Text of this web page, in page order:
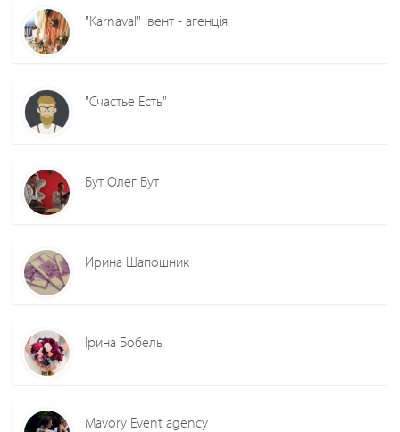
"Karnaval" Івент - агенція
"Счастье Есть"
Бут Олег Бут
Ирина Шапошник
Ірина Бобель
Mavory Event agency